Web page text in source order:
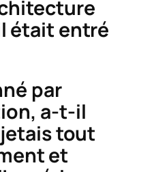
était entré
par
a-t-il
tout
et